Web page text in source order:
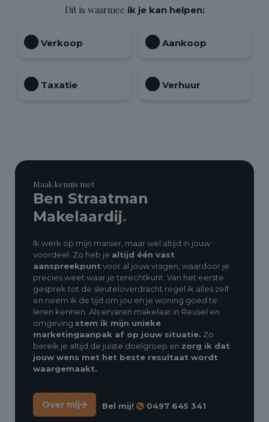
Dit is waarmee ik je kan helpen:
Verkoop Aankoop
Taxatie Verhuur
Maak kennis met
Ben Straatman
Makelaardij.
Ik werk op mijn manier, maar wel altijd in jouw
voordeel. Zo heb je altijd één vast
aanspreekpunt voor al jouw vragen, waardoor je
precies weet waar je terechtkunt. Van het eerste
gesprek tot de sleuteloverdracht regel ik alles zelf
en neem ik de tijd om jou en je woning goed te
leren kennen. Als ervaren makelaar in Reusel en
omgeving stem ik mijn unieke
marketingaanpak af op jouw situatie. Zo
bereik je altijd de juiste doelgroep en zorg ik dat
jouw wens met het beste resultaat wordt
waargemaakt.
Over mij Bel mij! 0497 645 341